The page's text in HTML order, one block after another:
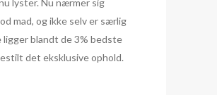
lyster. Nu nærmer sig
mad, og ikke selv er særlig
ligger blandt de 3% bedste
det eksklusive ophold.